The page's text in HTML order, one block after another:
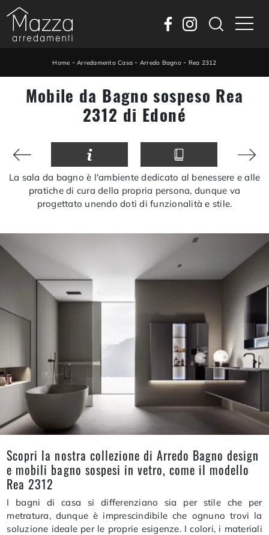
Home -Arredamento Casa - Arredo Bagno - Rea 2312
Mobile da Bagno sospeso Rea
2312 di Edoné
La sala da bagno è l'ambiente dedicato al benessere e alle
pratiche di cura della propria persona, dunque va
progettato unendo doti di funzionalità e stile.
Scopri la nostra collezione di Arredo Bagno design
e mobili bagno sospesi in vetro, come il modello
Rea 2312
I bagni di casa si differenziano sia per stile che per
metratura, dunque è imprescindibile che ognuno trovi la
soluzione ideale per le proprie esigenze. I colori, i materiali